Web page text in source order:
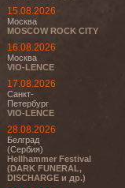
15.08.2026
Москва
MOSCOW ROCK CITY
16.08.2026
Москва
VIO-LENCE
17.08.2026
Санкт-
Петербург
VIO-LENCE
28.08.2026
Белград
(Сербия)
Hellhammer Festival
(DARK FUNERAL,
DISCHARGE и др.)